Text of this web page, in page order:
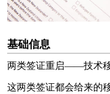
基础信息
两类签证重启——技术
这两类签证都会给来的